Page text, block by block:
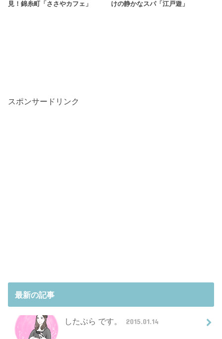
見！錦糸町「ささやカフェ」
けの静かなスパ「江戸遊」
スポンサードリンク
最新の記事
したぷら です。 2015.01.14